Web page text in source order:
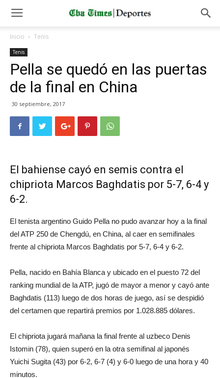
Inicio Tenis
Tenis
Pella se quedó en las puertas
de la final en China
30 septiembre, 2017
El bahiense cayó en semis contra el
chipriota Marcos Baghdatis por 5-7, 6-4 y
6-2.
El tenista argentino Guido Pella no pudo avanzar hoy a la final
del ATP 250 de Chengdú, en China, al caer en semifinales
frente al chipriota Marcos Baghdatis por 5-7, 6-4 y 6-2.
Pella, nacido en Bahía Blanca y ubicado en el puesto 72 del
ranking mundial de la ATP, jugó de mayor a menor y cayó ante
Baghdatis (113) luego de dos horas de juego, así se despidió
del certamen que repartirá premios por 1.028.885 dólares.
El chipriota jugará mañana la final frente al uzbeco Denis
Istomin (78), quien superó en la otra semifinal al japonés
Yuichi Sugita (43) por 6-2, 6-7 (4) y 6-0 luego de una hora y 40
minutos.